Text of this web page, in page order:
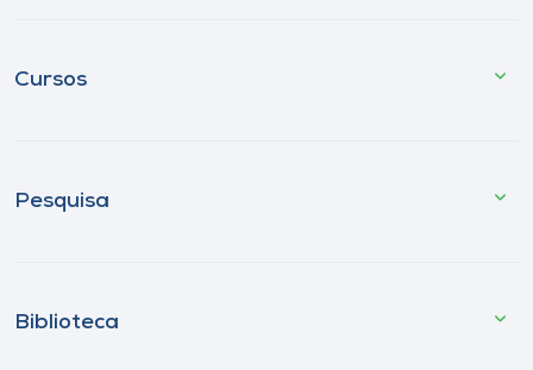
Cursos
Pesquisa
Biblioteca